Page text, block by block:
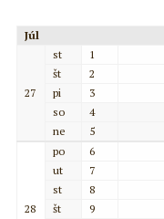
Júl
27
st
1
št
2
pi
3
so
4
ne
5
28
po
6
ut
7
st
8
št
9